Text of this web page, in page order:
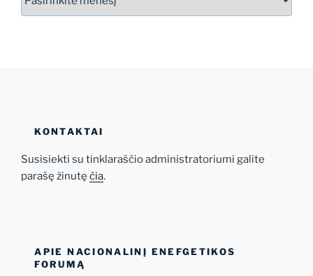
KONTAKTAI
Susisiekti su tinklaraščio administratoriumi galite
parašę žinutę čia.
APIE NACIONALINĮ ENEFGETIKOS
FORUMĄ